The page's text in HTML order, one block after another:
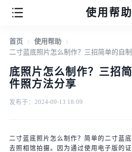
使用帮助
首页 使用帮助
底照片怎么制作？三招
件照方法分享
发布于：2024-09-13 18:09
二寸蓝底照片怎么制作？简单的二寸蓝
去照相馆拍摄。因为通过使用电子版的